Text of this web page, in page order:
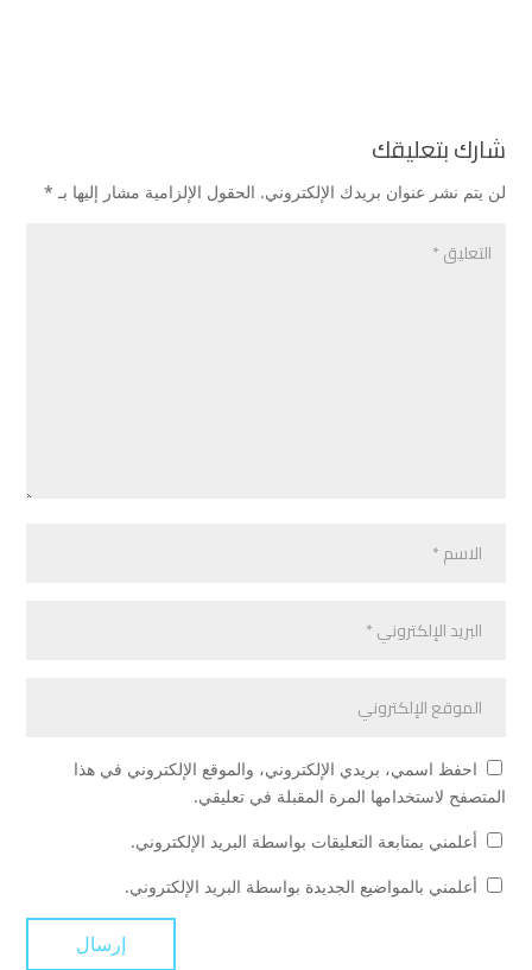
شارك بتعليقك
لن يتم نشر عنوان بريدك الإلكتروني. الحقول الإلزامية مشار إليها بـ *
احفظ اسمي، بريدي الإلكتروني، والموقع الإلكتروني في هذا
المتصفح لاستخدامها المرة المقبلة في تعليقي.
أعلمني بمتابعة التعليقات بواسطة البريد الإلكتروني.
أعلمني بالمواضيع الجديدة بواسطة البريد الإلكتروني.